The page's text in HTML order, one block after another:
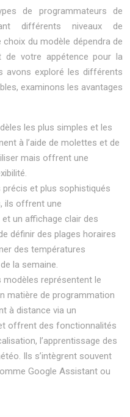
de programmateurs de
différents niveaux de
du modèle dépendra de
votre appétence pour la
avons exploré les différents
examinons les avantages
les plus simples et les
à l’aide de molettes et de
mais offrent une
précis et plus sophistiqués
ils offrent une
un affichage clair des
définir des plages horaires
des températures
la semaine.
modèles représentent le
matière de programmation
à distance via un
offrent des fonctionnalités
l’apprentissage des
Ils s’intègrent souvent
Google Assistant ou